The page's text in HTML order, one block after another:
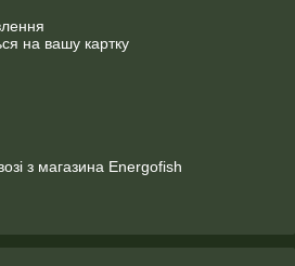
на вашу картку
з магазина Energofish